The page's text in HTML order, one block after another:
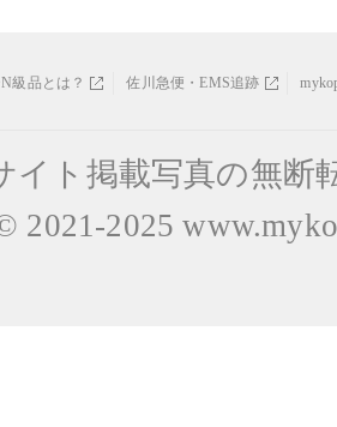
級品とは？ 佐川急便・EMS追跡
イト掲載写真の無断
2021-2025